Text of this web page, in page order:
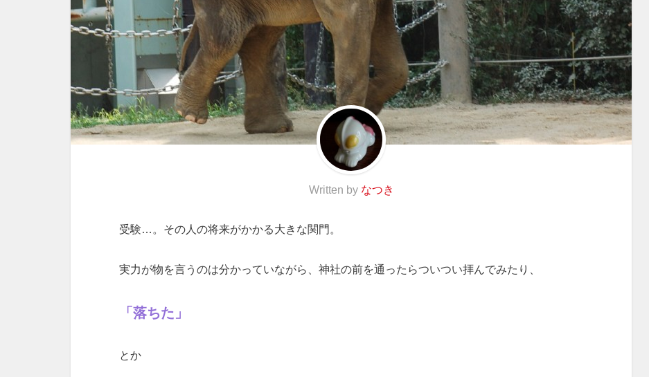
Written by なつき
受験…。その人の将来がかかる大きな関門。
実力が物を言うのは分かっていながら、神社の前を通ったらついつい拝んでみたり、
「落ちた」
とか